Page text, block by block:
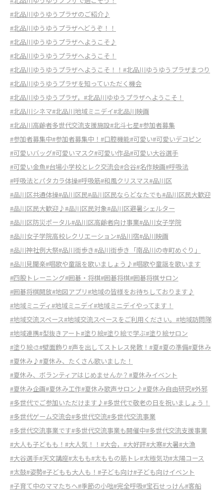
#北品川ゆうゆうプラザのご紹介♪
#北品川ゆうゆうプラザへどうぞ！！
#北品川ゆうゆうプラザへようこそ♪
#北品川ゆうゆうプラザへようこそ！
#北品川ゆうゆうプラザへようこそ！！ #北品川ゆうゆうプラザまつり
#北品川ゆうゆうプラザを知っていただく機会
#北品川ゆうゆうプラザ， #北品川ゆゆうプラザへようこそ！
#北品川シネマ#北品川地域ミニデイ#北品川映画
#北品川高齢者多世代交流支援施設#北斗七星#参加者募集
#参加者募集中#参加者募集中！ #口腔機能#可愛い#可愛いデコピン
#可愛いバッグ#可愛いマスク#可愛い作品#可愛い大谷選手
#可愛い金魚#台場小学校とレク交流会#合谷#名作映画#呼吸法
#呼吸法とパタカラ体操#呼吸筋#和風クリスマス#品川区
#品川区共通体操#品川区民#品川区民ならどなたでも#品川区民大歓迎
#品川区民大歓迎♪#品川区民対象#品川区避暑シェルター
#品川区防災ポータル#品川区高齢者向け事業#品川女子学院
#品川女子学院高校レクリエーション#品川宿#品川映画
#品川神社例大祭#品川街歩き#品川街歩き「南品川の寺町めぐり」
#品川見聞楽#唱歌や童謡を歌いましょう♪#唱歌や童謡を歌います
#四股トレーニング#囲碁・将棋#囲碁将棋#囲碁将棋サロン
#囲碁将棋開放#地図アプリ#地域の皆様をお待ちしております♪
#地域ミニディ#地域ミニデイ#地域ミニデイやってます！
#地域交流スペース#地域交流スペースをご利用ください。 #地域訪問隊
#地域連携#型抜きアート#塗り絵#塗り絵で学ぶ#塗り絵サロン
#塗り絵🎨#壁面飾り#声を出してストレス発散！ #夏#夏の準備#夏休み
#夏休み♪#夏休み、たくさん歌いました！
#夏休み、ボランティアはじめませんか？ #夏休みイベント
#夏休み企画#夏休み工作#夏休み歌声サロン♪#夏休み自由研究#外邪
#多世代でご参加いただけます♪#多世代で敬老の日を祝いましょう！
#多世代ゲーム交流会#多世代交流#多世代交流事業
#多世代交流事業です#多世代交流事業も開催中#多世代交流支援事業
#大人も子どもも！ #大人気！！ #大会， #大好評#大寒#大暑#大漁
#大谷選手#天文講座#太もも#太ももの筋トレ#太極気功#太陽コース
#太鼓#姿勢#子どもも大人も！ #子ども向け#子ども向けイベント
#子育て中のママたちへ#季節の小咄#完全呼吸#宝石せっけん#客船